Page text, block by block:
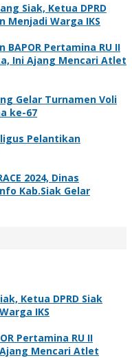
Siak, Ketua DPRD
Menjadi Warga IKS
Pertamina RU II
Ini Ajang Mencari Atlet
Gelar Turnamen Voli
ke-67
Pelantikan
2024, Dinas
Kab.Siak Gelar
Ketua DPRD Siak
IKS
Pertamina RU II
Mencari Atlet